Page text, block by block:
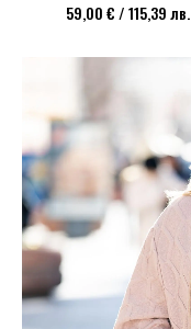
59,00 € / 115,39 лв.